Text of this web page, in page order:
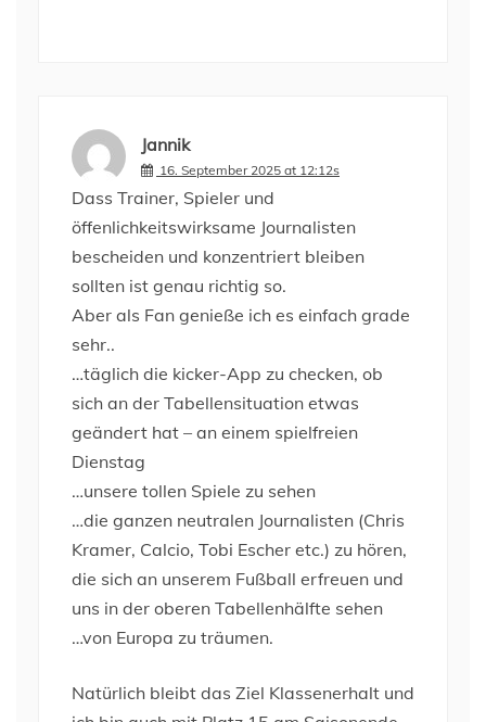
Jannik
16. September 2025 at 12:12s
Dass Trainer, Spieler und
öffenlichkeitswirksame Journalisten
bescheiden und konzentriert bleiben
sollten ist genau richtig so.
Aber als Fan genieße ich es einfach grade
sehr..
…täglich die kicker-App zu checken, ob
sich an der Tabellensituation etwas
geändert hat – an einem spielfreien
Dienstag
…unsere tollen Spiele zu sehen
…die ganzen neutralen Journalisten (Chris
Kramer, Calcio, Tobi Escher etc.) zu hören,
die sich an unserem Fußball erfreuen und
uns in der oberen Tabellenhälfte sehen
…von Europa zu träumen.
Natürlich bleibt das Ziel Klassenerhalt und